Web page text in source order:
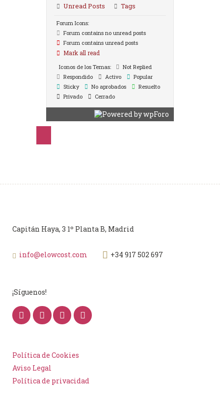
Unread Posts
Tags
Forum Icons:
Forum contains no unread posts
Forum contains unread posts
Mark all read
Iconos de los Temas:
Not Replied
Respondido
Activo
Popular
Sticky
No aprobados
Resuelto
Privado
Cerrado
Capitán Haya, 3 1º Planta B, Madrid
info@elowcost.com +34 917 502 697
¡Síguenos!
Política de Cookies
Aviso Legal
Política de privacidad